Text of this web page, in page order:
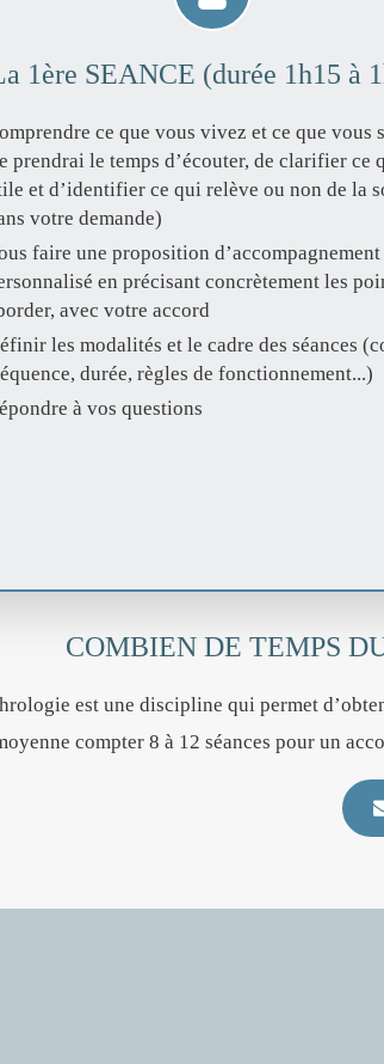
1ère SEANCE (durée 1h15 à
ce que vous vivez et ce que vous
prendrai le temps d’écouter, de clarifier ce
et d’identifier ce qui relève ou non de la
votre demande)
faire une proposition d’accompagnement
en précisant concrètement les
avec votre accord
les modalités et le cadre des séances
durée, règles de fonctionnement...)
à vos questions
COMBIEN DE TEMPS
est une discipline qui permet
compter 8 à 12 séances pour un